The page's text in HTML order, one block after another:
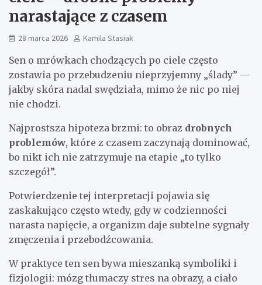
narastające z czasem
28 marca 2026 Kamila Stasiak
Sen o mrówkach chodzących po ciele często
zostawia po przebudzeniu nieprzyjemny „ślady” —
jakby skóra nadal swędziała, mimo że nic po niej
nie chodzi.
Najprostsza hipoteza brzmi: to obraz drobnych
problemów, które z czasem zaczynają dominować,
bo nikt ich nie zatrzymuje na etapie „to tylko
szczegół”.
Potwierdzenie tej interpretacji pojawia się
zaskakująco często wtedy, gdy w codzienności
narasta napięcie, a organizm daje subtelne sygnały
zmęczenia i przebodźcowania.
W praktyce ten sen bywa mieszanką symboliki i
fizjologii: mózg tłumaczy stres na obrazy, a ciało